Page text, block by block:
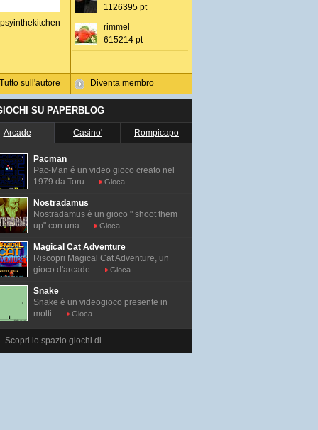
Tutto sull'autore
1126395 pt
rimmel
615214 pt
Diventa membro
SU PAPERBLOG
Arcade Casino' Rompicapo
Pacman
Pac-Man é un video gioco creato nel
1979 da Toru......
Gioca
Nostradamus
Nostradamus è un gioco " shoot them
up" con una......
Gioca
Magical Cat Adventure
Riscopri Magical Cat Adventure, un
gioco d'arcade......
Gioca
Snake
Snake è un videogioco presente in
molti......
Gioca
Scopri lo spazio giochi di